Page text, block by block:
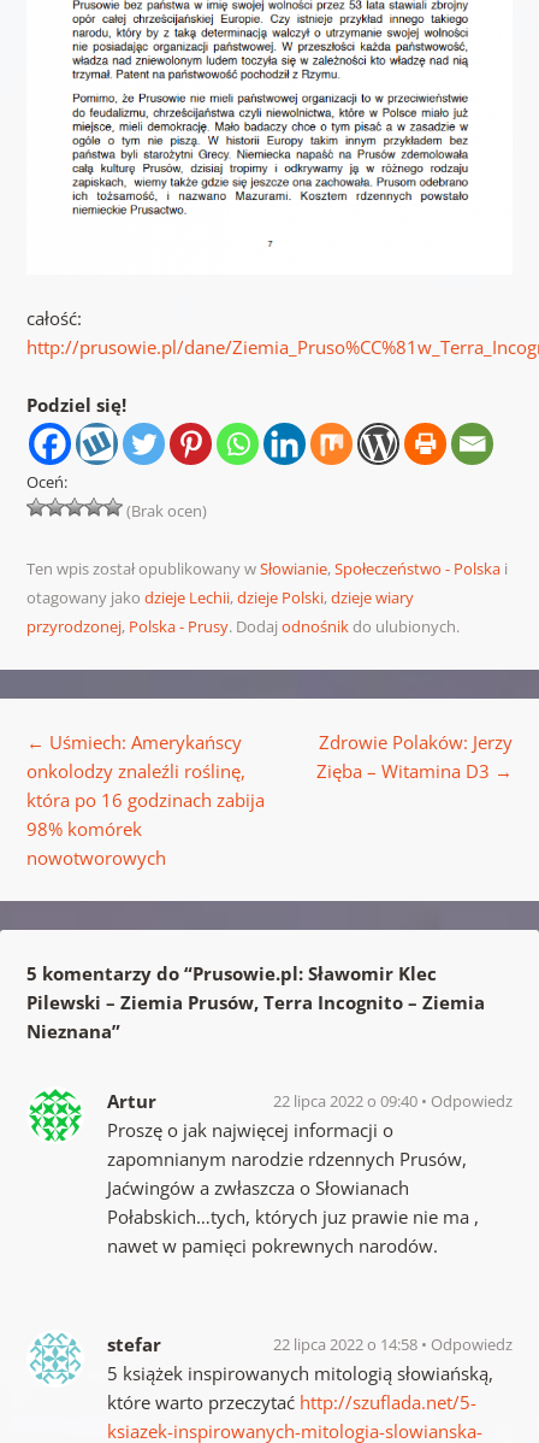
całość:
http://prusowie.pl/dane/
Podziel się!
Oceń:
(Brak ocen)
Ten wpis został opublikowany wSłowianie,Społeczeństwo - Polskai
otagowany jako dzieje Lechii,dzieje Polski,dzieje wiary
przyrodzonej, Polska - Prusy. Dodaj odnośnikdo ulubionych.
← Uśmiech: Amerykańscy
onkolodzy znaleźli roślinę,
która po 16 godzinach zabija
98% komórek
nowotworowych
Zdrowie Polaków: Jerzy
Zięba – Witamina D3 →
5 komentarzy do “Prusowie.pl: Sławomir Klec
Pilewski – Ziemia Prusów, Terra Incognito – Ziemia
Nieznana”
Artur 22 lipca 2022 o 09:40 Odpowiedz
Proszę o jak najwięcej informacji o
zapomnianym narodzie rdzennych Prusów,
Jaćwingów a zwłaszcza o Słowianach
Połabskich…tych, których juz prawie nie ma ,
nawet w pamięci pokrewnych narodów.
stefar 22 lipca 2022 o 14:58 Odpowiedz
5 książek inspirowanych mitologią słowiańską,
które warto przeczytać http://szuflada.net/5-
ksiazek-inspirowanych-mitologia-slowianska-